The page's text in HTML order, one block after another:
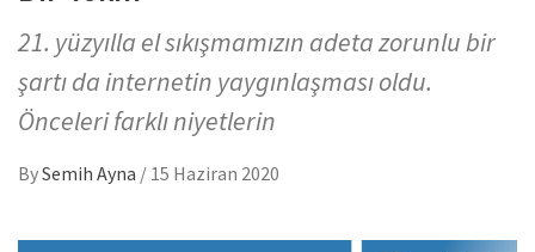
21. yüzyılla el sıkışmamızın adeta zorunlu bir
şartı da internetin yaygınlaşması oldu.
Önceleri farklı niyetlerin
BySemih Ayna / 15 Haziran 2020